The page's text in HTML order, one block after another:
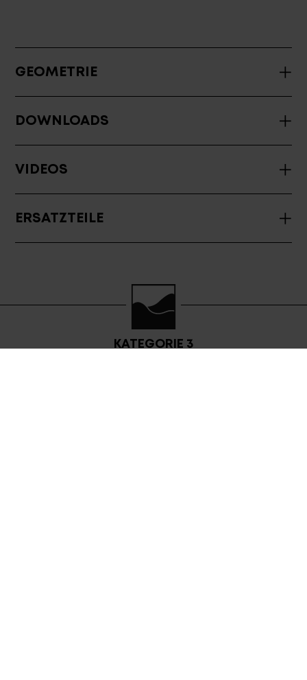
GEOMETRIE
DOWNLOADS
VIDEOS
ERSATZTEILE
KATEGORIE 3